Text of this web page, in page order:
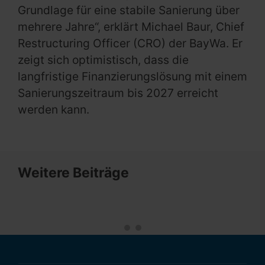
Grundlage für eine stabile Sanierung über
mehrere Jahre“, erklärt Michael Baur, Chief
Restructuring Officer (CRO) der BayWa. Er
zeigt sich optimistisch, dass die
langfristige Finanzierungslösung mit einem
Sanierungszeitraum bis 2027 erreicht
werden kann.
Weitere Beiträge